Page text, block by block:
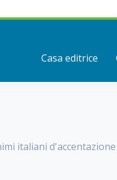
Casa editrice
italiani